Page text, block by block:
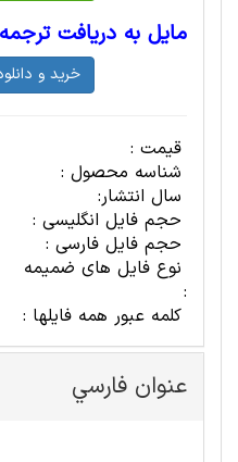
مایل به دریافت
قیمت :
شناسه محصول :
سال انتشار:
حجم فایل انگلیسی :
حجم فایل فارسی :
نوع فایل های ضمیمه
:
کلمه عبور همه فایلها :
عنوان فارسي